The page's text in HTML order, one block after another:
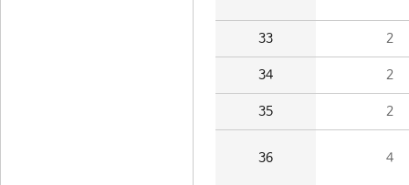
33 2
34 2
35 2
36 4